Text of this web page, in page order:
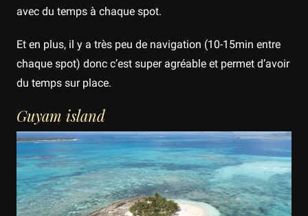
avec du temps à chaque spot.
Et en plus, il y a très peu de navigation (10-15min entre
chaque spot) donc c’est super agréable et permet d’avoir
du temps sur place.
Guyam island